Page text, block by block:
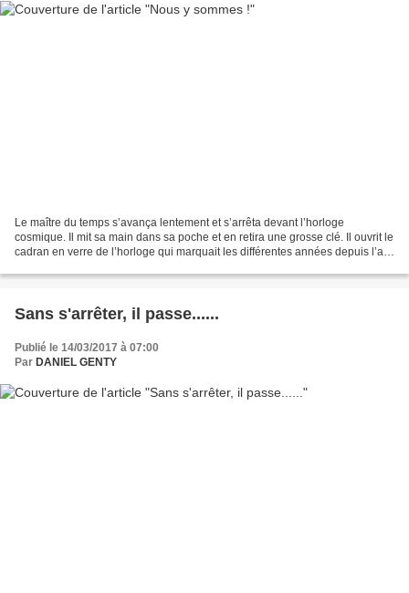
Le maître du temps s’avança lentement et s’arrêta devant l’horloge
cosmique. Il mit sa main dans sa poche et en retira une grosse clé. Il ouvrit le
cadran en verre de l’horloge qui marquait les différentes années depuis l’an
Sans s'arrêter, il passe......
Publié le 14/03/2017 à 07:00
Par DANIEL GENTY